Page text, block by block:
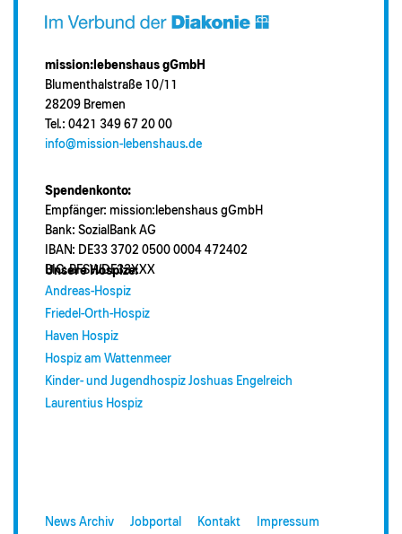
mission:lebenshaus gGmbH
Blumenthalstraße 10/11
28209 Bremen
Tel.: 0421 349 67 20 00
info@mission-lebenshaus.de
Spendenkonto:
Empfänger: mission:lebenshaus gGmbH
Bank: SozialBank AG
IBAN: DE33 3702 0500 0004 472402
BIC: BFSWDE33XXX
Unsere Hospize:
Andreas-Hospiz
Friedel-Orth-Hospiz
Haven Hospiz
Hospiz am Wattenmeer
Kinder- und Jugendhospiz Joshuas Engelreich
Laurentius Hospiz
News Archiv Jobportal Kontakt Impressum